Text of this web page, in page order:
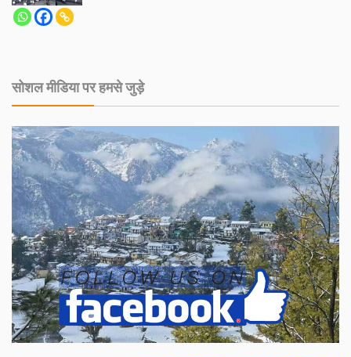
सोशल मीडिया पर हमसे जुड़े